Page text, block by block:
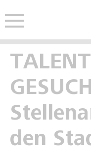
öffnen
Freie
Kaufmännische
Gewerblich-
Deine Zukunft im
Freie Stellen
Interviews
Spannende
Studentisches
Werkstudium
Hauptmenü öffnen
den